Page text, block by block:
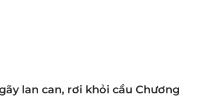
lan can, rơi khỏi cầu Chương